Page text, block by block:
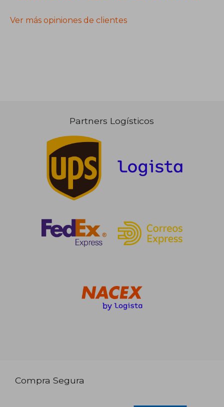
Ver más opiniones de clientes
Partners Logísticos
Compra Segura